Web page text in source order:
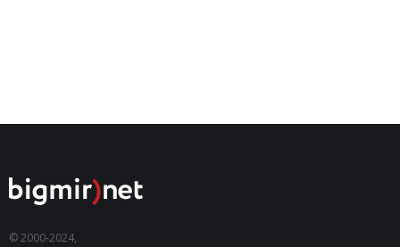
© 2000-2024,